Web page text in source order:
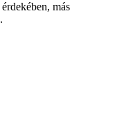
más